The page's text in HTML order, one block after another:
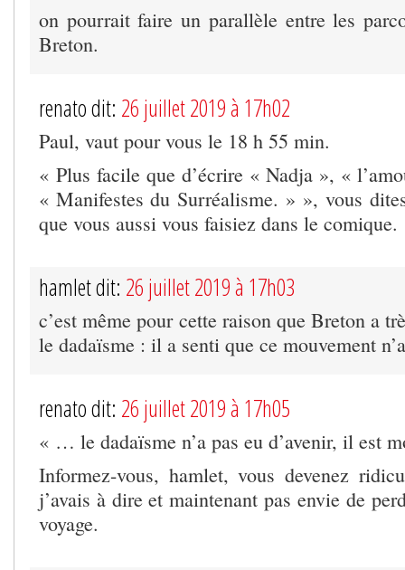
on pourrait faire un parallèle entre les
Breton.
renato dit: 26 juillet 2019 à 17h02
Paul, vaut pour vous le 18 h 55 min.
« Plus facile que d’écrire « Nadja », «
« Manifestes du Surréalisme. » », vous
que vous aussi vous faisiez dans le comique.
hamlet dit: 26 juillet 2019 à 17h03
c’est même pour cette raison que Breton a
le dadaïsme : il a senti que ce mouvement
renato dit: 26 juillet 2019 à 17h05
« … le dadaïsme n’a pas eu d’avenir, il est
Informez-vous, hamlet, vous devenez
j’avais à dire et maintenant pas envie de
voyage.